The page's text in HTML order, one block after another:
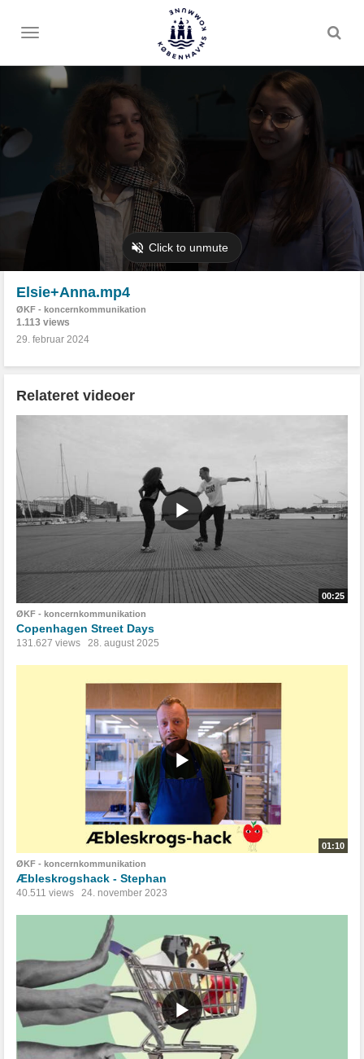
Toggle
Elsie+Anna.mp4
ØKF - koncernkommunikation
1.113 views
29. februar 2024
Relateret videoer
00:25
ØKF - koncernkommunikation
Copenhagen Street Days
131.627 views 28. august 2025
01:10
ØKF - koncernkommunikation
Æbleskrogshack - Stephan
40.511 views 24. november 2023